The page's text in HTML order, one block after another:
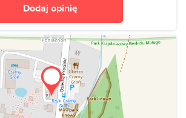
Dodaj opinię